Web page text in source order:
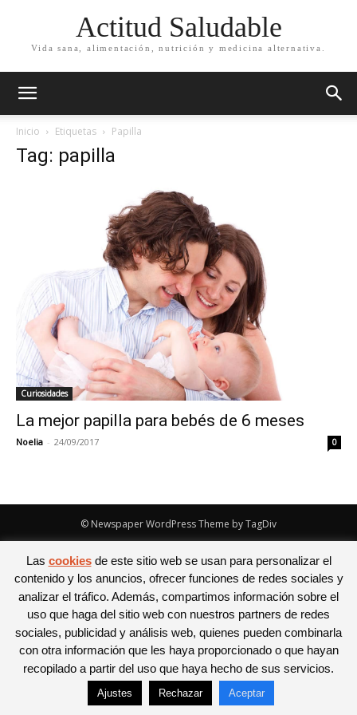
Actitud Saludable
Vida sana, alimentación, nutrición y medicina alternativa.
Inicio Etiquetas Papilla
Tag: papilla
Curiosidades
La mejor papilla para bebés de 6 meses
Noelia - 24/09/2017 0
© Newspaper WordPress Theme by TagDiv
Las cookiesde este sitio web se usan para personalizar el
contenido y los anuncios, ofrecer funciones de redes sociales y
analizar el tráfico. Además, compartimos información sobre el
uso que haga del sitio web con nuestros partners de redes
sociales, publicidad y análisis web, quienes pueden combinarla
con otra información que les haya proporcionado o que hayan
recopilado a partir del uso que haya hecho de sus servicios.
Ajustes Rechazar Aceptar